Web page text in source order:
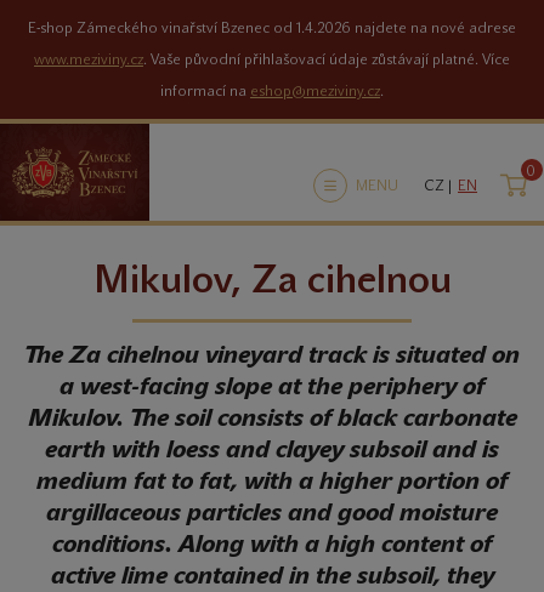
E-shop Zámeckého vinařství Bzenec od 1.4.2026 najdete na nové adrese
www.meziviny.cz. Vaše původní přihlašovací údaje zůstávají platné. Více
informací na eshop@meziviny.cz.
MENU CZ | EN
0
Mikulov, Za cihelnou
The Za cihelnou vineyard track is situated on
a west-facing slope at the periphery of
Mikulov. The soil consists of black carbonate
earth with loess and clayey subsoil and is
medium fat to fat, with a higher portion of
argillaceous particles and good moisture
conditions. Along with a high content of
active lime contained in the subsoil, they